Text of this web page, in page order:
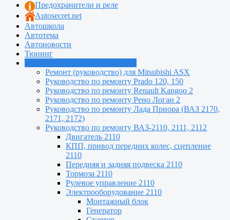
Предохранители и реле
Autosecret.net
Автошкола
Автотема
Автоновости
Тюнинг
Ремонт (руководство) для Mitsubishi ASX
Руководство по ремонту Prado 120, 150
Руководство по ремонту Renault Kangoo 2
Руководство по ремонту Рено Логан 2
Руководство по ремонту Лада Приора (ВАЗ 2170,
2171, 2172)
Руководство по ремонту ВАЗ-2110, 2111, 2112
Двигатель 2110
КПП, привод передних колес, сцепление
2110
Передняя и задняя подвеска 2110
Тормоза 2110
Рулевое управление 2110
Электрооборудование 2110
Монтажный блок
Генератор